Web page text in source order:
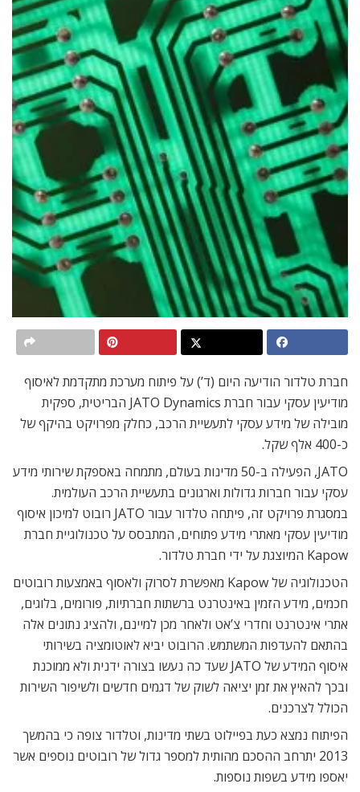
חברת טלדור הודיעה היום (ד’) על פיתוח מערכת מתקדמת לאיסוף
מודיעין עסקי עבור חברת JATO Dynamics הבריטית, ספקית
מובילה של מידע עסקי לתעשיית הרכב, כחלק מפרויקט בהיקף של
כ-400 אלף שקל.
JATO, הפעילה ב-50 מדינות בעולם, מתמחה באספקת שירותי מידע
עסקי עבור חברות גדולות וארגונים בתעשיית הרכב העולמית.
במסגרת פרויקט זה, פיתחה טלדור עבור JATO רובוט למיכון איסוף
מודיעין עסקי מאתרי מידע פתוחים, המתבסס על טכנולוגיית חברת
Kapow המיוצגת על ידי חברת טלדור.
הטכנולוגיה של Kapow מאפשרת לסרוק ולאסוף באמצעות רובוטים
חכמים, מידע הזמין באינטרנט ברשתות חברתיות, פורומים, בלוגים,
אתרי אינטרנט וחדרי צ’אט ולאחר מכן למיינם, ולהציג נתונים אלה
בהתאם להעדפות המשתמש. הרובוט יביא לאוטומציה בשירותי
איסוף המידע של JATO שעד כה נעשו בצורה ידנית ולא ממוכנת
ובכך להאיץ את זמן יציאה לשוק של דגמים חדשים ולשיפור השירות
הכולל לצרכנים.
הפיתוח נמצא כעת בפיילוט בשתי מדינות, וטלדור צופה כי בהמשך
2013 יתרחב ההסכם מהותית למספר גדול של רובוטים נוספים אשר
יאספו מידע בשפות נוספות.